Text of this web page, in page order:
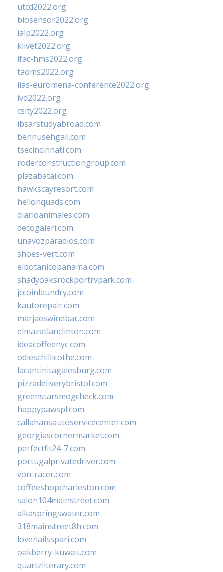
utcd2022.org
biosensor2022.org
ialp2022.org
klivet2022.org
ifac-hms2022.org
taoms2022.org
iias-euromena-conference2022.org
ivd2022.org
csity2022.org
ibsarstudyabroad.com
bennusehgall.com
tsecincinnati.com
roderconstructiongroup.com
plazabatai.com
hawkscayresort.com
hellonquads.com
diarioanimales.com
decogaleri.com
unavozparadios.com
shoes-vert.com
elbotanicopanama.com
shadyoaksrockportrvpark.com
jccoinlaundry.com
kautorepair.com
marjaeswinebar.com
elmazatlanclinton.com
ideacoffeenyc.com
odieschillicothe.com
lacantinitagalesburg.com
pizzadeliverybristol.com
greenstarsmogcheck.com
happypawspl.com
callahansautoservicecenter.com
georgiascornermarket.com
perfectfit24-7.com
portugalprivatedriver.com
von-racer.com
coffeeshopcharleston.com
salon104mainstreet.com
alkaspringswater.com
318mainstreet8h.com
lovenailsspari.com
oakberry-kuwait.com
quartzliterary.com